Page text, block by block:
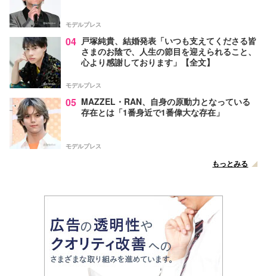
モデルプレス
04 戸塚純貴、結婚発表「いつも支えてくださる皆
さまのお陰で、人生の節目を迎えられること、
心より感謝しております」【全文】
モデルプレス
05 MAZZEL・RAN、自身の原動力となっている
存在とは「1番身近で1番偉大な存在」
モデルプレス
もっとみる